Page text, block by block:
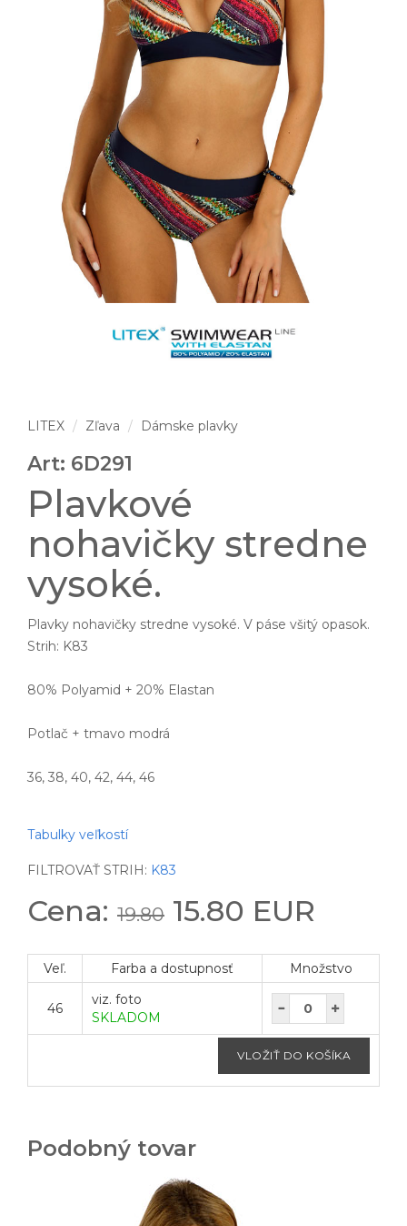
LITEX Zľava Dámske plavky
Art: 6D291
Plavkové
nohavičky stredne
vysoké.
Plavky nohavičky stredne vysoké. V páse všitý opasok.
Strih: K83
80% Polyamid + 20% Elastan
Potlač + tmavo modrá
36, 38, 40, 42, 44, 46
Tabulky veľkostí
FILTROVAŤ STRIH: K83
Cena: 19.80 15.80 EUR
Veľ. Farba a dostupnosť Množstvo
46
viz. foto
SKLADOM
Podobný tovar